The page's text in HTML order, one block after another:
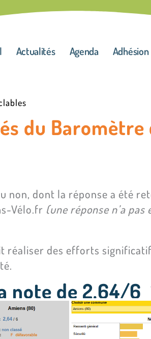
Actualités Agenda Adhésion
du Baromètre
non, dont la réponse a été
Vélo.fr (une réponse n’a
réaliser des efforts
note de 2,64/